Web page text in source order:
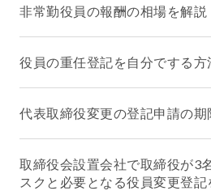
非常勤役員の報酬の相場を解説
役員の重任登記を自分でする方
代表取締役変更の登記申請の期
取締役会設置会社で取締役が3
スクと必要となる役員変更登記